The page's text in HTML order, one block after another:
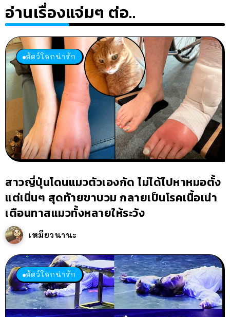
อ่านเรื่องแจ่มๆ ต่อ..
สัตว์โลกน่ารัก
สาวญี่ปุ่นโดนแมวตัวเองกัด ไม่ได้ไปหาหมอตั้ง
แต่เนิ่นๆ สุดท้ายขาบวม กลายเป็นโรคเนื้อเน่า
เตือนทาสแมวทั้งหลายให้ระวัง
เหมียวนานะ
สัตว์โลกน่ารัก